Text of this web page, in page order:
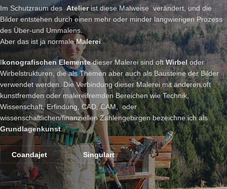
Im Schutzraum desAtelierist diese Malweise verändert, und die
Bilder entstehen durch einen mehr oder minder langwierigen Prozess
des Über-und Ummalens.
Aber das ist ja normaleMalerei.
Ikonografischen Elementedieser Malerei sind oftWirbeloder
Wirbelstrukturen, die als Themen aber auch als Bausteine der Bilder
verwendet werden. Die Verbindung dieser Malerei mit anderen oft
kunstfremden oder malereifremden Bereichen wie Technik,
Wissenschaft, Erfindung, CAD, CAM, oder
wissenschaftlichen/finanziellen Zahlengebirgen bezeichne ich als
Grundlagenkunst.
Coandajet Singulart